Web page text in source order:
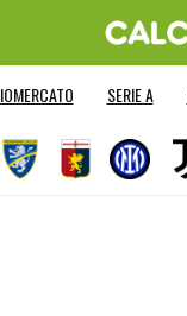
SERIE A